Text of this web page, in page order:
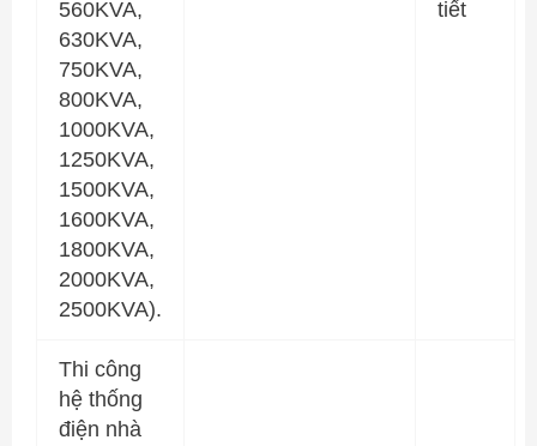
560KVA,
630KVA,
750KVA,
800KVA,
1000KVA,
1250KVA,
1500KVA,
1600KVA,
1800KVA,
2000KVA,
2500KVA).
tiết
Thi công
hệ thống
điện nhà